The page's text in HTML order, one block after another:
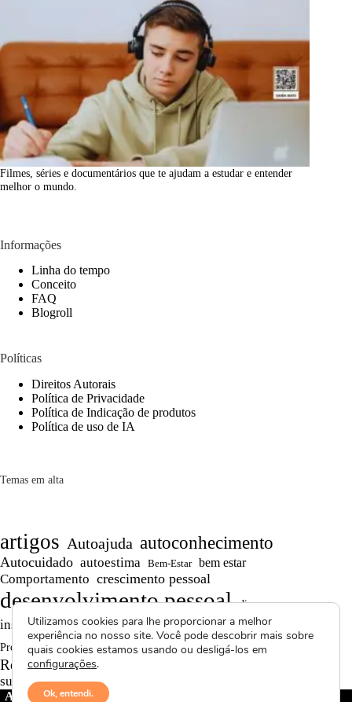
Filmes, séries e documentários que te ajudam a estudar e entender
melhor o mundo.
Informações
Linha do tempo
Conceito
FAQ
Blogroll
Políticas
Direitos Autorais
Política de Privacidade
Política de Indicação de produtos
Política de uso de IA
Temas em alta
artigos Autoajuda autoconhecimento
Autocuidado autoestima Bem-Estar bem estar
Comportamento crescimento pessoal
desenvolvimento pessoal dicas
inspiração Motivação Persistência produtividade
Projetos autorais reflexão Reflexões
Reflexões de Vida
superação textos curtos
Avctoris Copyright ©
Utilizamos cookies para lhe proporcionar a melhor
experiência no nosso site. Você pode descobrir mais sobre
quais cookies estamos usando ou desligá-los em
configurações.
Ok, entendi.